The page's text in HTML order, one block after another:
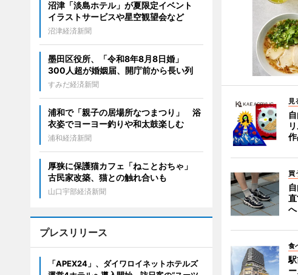
見
買
へ
食
沼津「淡島ホテル」が夏限定イベント
イラストサービスや星空観望会など
沼津経済新聞
墨田区役所、「令和8年8月8日婚」
300人超が婚姻届、開庁前から長い列
すみだ経済新聞
浦和で「親子の居場所なつまつり」 浴
衣姿でヨーヨー釣りや和太鼓楽しむ
浦和経済新聞
厚狭に保護猫カフェ「ねことおちゃ」
古民家改築、猫との触れ合いも
山口宇部経済新聞
プレスリリース
「APEX24」、ダイワロイネットホテルズ